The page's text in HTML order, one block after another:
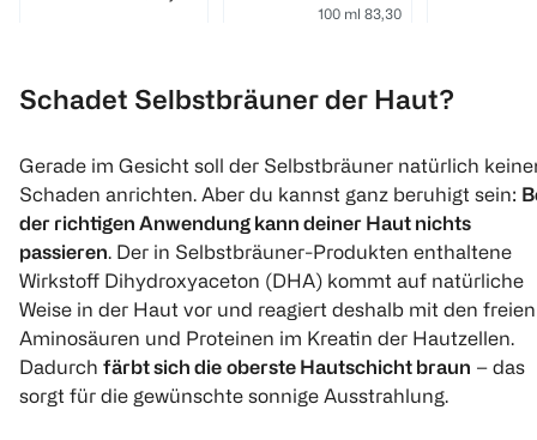
Quantity: 1
100 ml 83,30
St. Moriz
Premium
Handschuh-Set für
Gesicht und Körper
St. Moriz
Professional
Selbstbräuner
Gesichtsspray
essence
DROP OF
BRONZING
Schadet Selbstbräuner der Haut?
Gerade im Gesicht soll der Selbstbräuner natürlich
Schaden anrichten. Aber du kannst ganz beruhigt sein:
der richtigen Anwendung kann deiner Haut nichts
passieren. Der in Selbstbräuner-Produkten enthaltene
Wirkstoff Dihydroxyaceton (DHA) kommt auf natürliche
Weise in der Haut vor und reagiert deshalb mit den freien
Aminosäuren und Proteinen im Kreatin der Hautzellen.
Dadurch färbt sich die oberste Hautschicht braun – das
sorgt für die gewünschte sonnige Ausstrahlung.